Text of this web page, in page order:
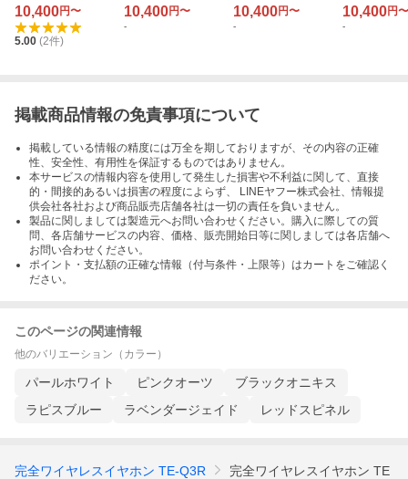
D レッドスピネル
10,400円〜
5.00 (2件)
K ブラックオニキ
ス
10,400円〜
-
ラベンダージェイ
ド
10,400円〜
-
H パール
10,400円〜
-
掲載商品情報の免責事項について
掲載している情報の精度には万全を期しておりますが、その内容の正確
性、安全性、有用性を保証するものではありません。
本サービスの情報内容を使用して発生した損害や不利益に関して、直接
的・間接的あるいは損害の程度によらず、 LINEヤフー株式会社、情報提
供会社各社および商品販売店舗各社は一切の責任を負いません。
製品に関しましては製造元へお問い合わせください。購入に際しての質
問、各店舗サービスの内容、価格、販売開始日等に関しましては各店舗へ
お問い合わせください。
ポイント・支払額の正確な情報（付与条件・上限等）はカートをご確認く
ださい。
このページの関連情報
他のバリエーション（カラー）
パールホワイト ピンクオーツ
ブラックオニキス
ラピスブルー
ラベンダージェイド レッドスピネル
完全ワイヤレスイヤホン TE-Q3R
完全ワイヤレスイヤホン TE